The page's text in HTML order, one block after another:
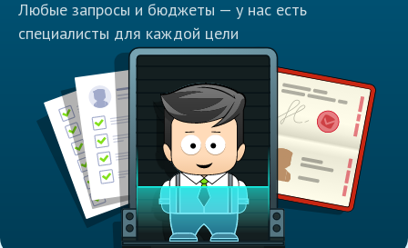
Любые запросы и бюджеты — у нас есть
специалисты для каждой цели